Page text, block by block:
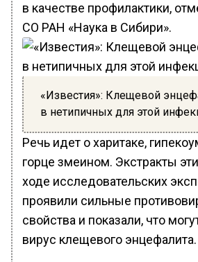
в качестве профилактики,
СО РАН «Наука в Сибири».
«Известия»: Клещевой
в нетипичных для этой
Речь идет о харитаке,
горце змеином. Экстракты
ходе исследовательских
проявили сильные
свойства и показали, что
вирус клещевого энцефалита.